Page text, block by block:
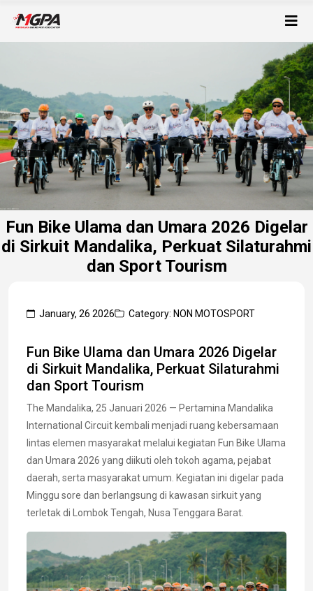
Fun Bike Ulama dan Umara 2026 Digelar
di Sirkuit Mandalika, Perkuat Silaturahmi
dan Sport Tourism
January, 26 2026 Category: NON MOTOSPORT
Fun Bike Ulama dan Umara 2026 Digelar
di Sirkuit Mandalika, Perkuat Silaturahmi
dan Sport Tourism
The Mandalika, 25 Januari 2026 — Pertamina Mandalika
International Circuit kembali menjadi ruang kebersamaan
lintas elemen masyarakat melalui kegiatan Fun Bike Ulama
dan Umara 2026 yang diikuti oleh tokoh agama, pejabat
daerah, serta masyarakat umum. Kegiatan ini digelar pada
Minggu sore dan berlangsung di kawasan sirkuit yang
terletak di Lombok Tengah, Nusa Tenggara Barat.